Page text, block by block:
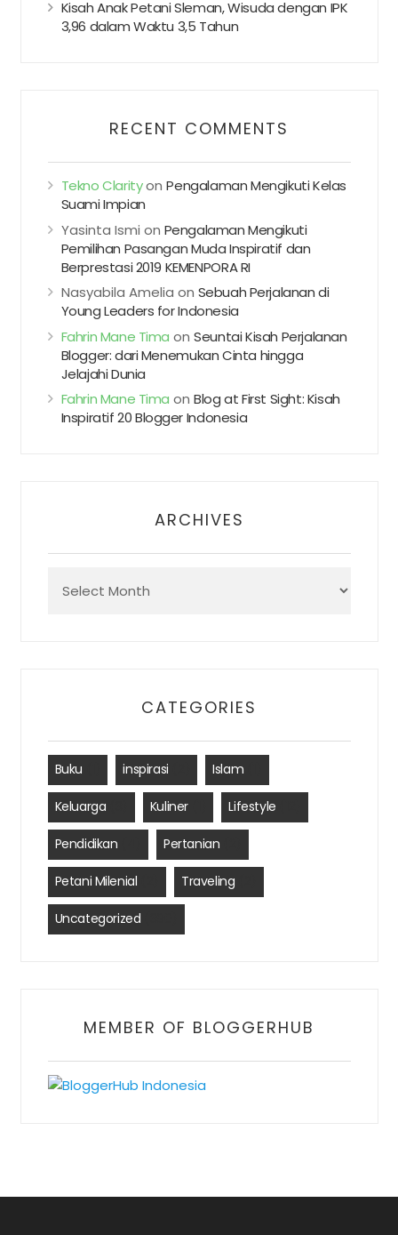
Kisah Anak Petani Sleman, Wisuda dengan IPK
3,96 dalam Waktu 3,5 Tahun
RECENT COMMENTS
Tekno ClarityonPengalaman Mengikuti Kelas
Suami Impian
Yasinta Ismi on Pengalaman Mengikuti
Pemilihan Pasangan Muda Inspiratif dan
Berprestasi 2019 KEMENPORA RI
Nasyabila Amelia on Sebuah Perjalanan di
Young Leaders for Indonesia
Fahrin Mane Tima onSeuntai Kisah Perjalanan
Blogger: dari Menemukan Cinta hingga
Jelajahi Dunia
Fahrin Mane Tima onBlog at First Sight: Kisah
Inspiratif 20 Blogger Indonesia
ARCHIVES
CATEGORIES
Buku inspirasi Islam
Keluarga Kuliner(1) Lifestyle
Pendidikan Pertanian
Petani Milenial Traveling
Uncategorized
MEMBER OF BLOGGERHUB